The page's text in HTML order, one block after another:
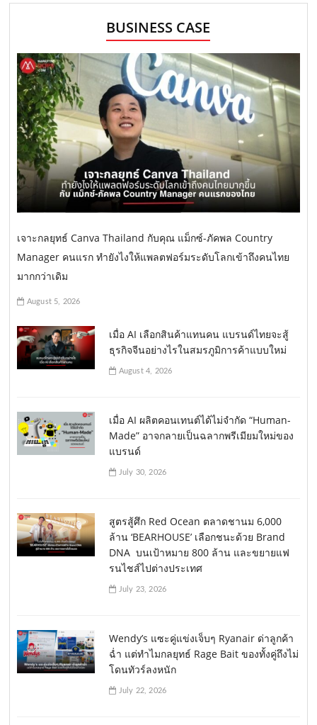
BUSINESS CASE
เจาะกลยุทธ์ Canva Thailand กับคุณ แม็กซ์-ภัคพล Country
Manager คนแรก ทำยังไงให้แพลตฟอร์มระดับโลกเข้าถึงคนไทย
มากกว่าเดิม
August 5, 2026
เมื่อ AI เลือกสินค้าแทนคน แบรนด์ไทยจะสู้
ธุรกิจจีนอย่างไรในสมรภูมิการค้าแบบใหม่
August 4, 2026
เมื่อ AI ผลิตคอนเทนต์ได้ไม่จำกัด “Human-
Made” อาจกลายเป็นฉลากพรีเมียมใหม่ของ
แบรนด์
July 30, 2026
สูตรสู้ศึก Red Ocean ตลาดชานม 6,000
ล้าน ‘BEARHOUSE’ เลือกชนะด้วย Brand
DNA บนเป้าหมาย 800 ล้าน และขยายแฟ
รนไชส์ไปต่างประเทศ
July 23, 2026
Wendy’s แซะคู่แข่งเจ็บๆ Ryanair ด่าลูกค้า
ฉ่ำ แต่ทำไมกลยุทธ์ Rage Bait ของทั้งคู่ถึงไม่
โดนทัวร์ลงหนัก
July 22, 2026